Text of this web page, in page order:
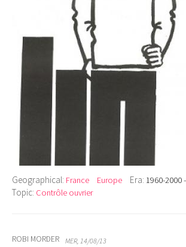
Geographical: France Europe Era: 1960-2000
Topic: Contrôle ouvrier
ROBI MORDER MER, 14/08/13